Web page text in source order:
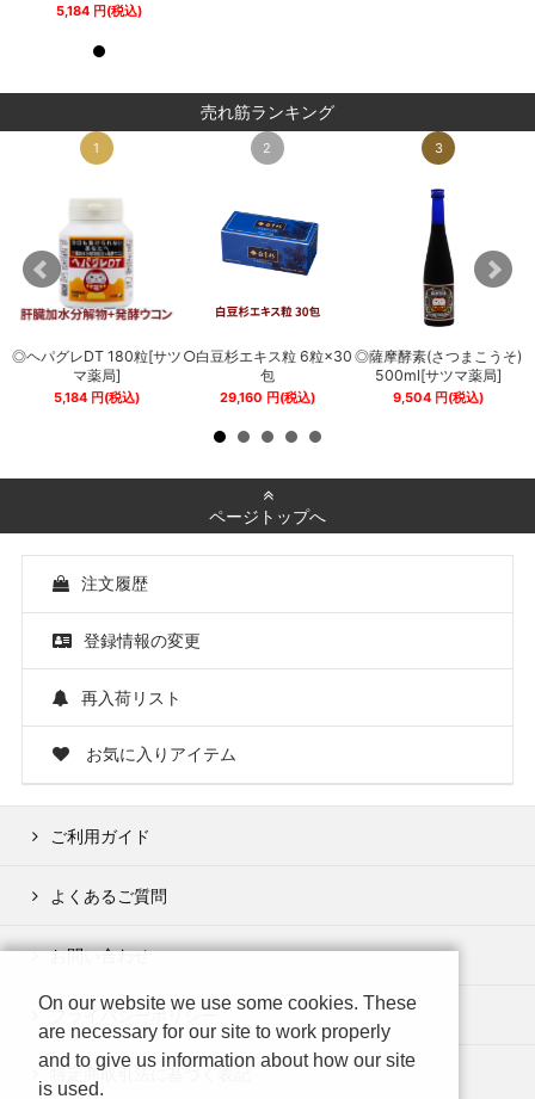
5,184 円 (税込)
売れ筋ランキング
1
◎ヘパグレDT 180粒[サツ
マ薬局]
5,184円(税込)
2
○白豆杉エキス粒 6粒×30
包
29,160 円(税込)
3
◎薩摩酵素(さつまこうそ)
500ml[サツマ薬局]
9,504 円(税込)
ページトップへ
注文履歴
登録情報の変更
再入荷リスト
お気に入りアイテム
ご利用ガイド
よくあるご質問
お問い合わせ
プライバシーポリシー
特定商取引法に基づく表記
On our website we use some cookies. These
are necessary for our site to work properly
and to give us information about how our site
is used.